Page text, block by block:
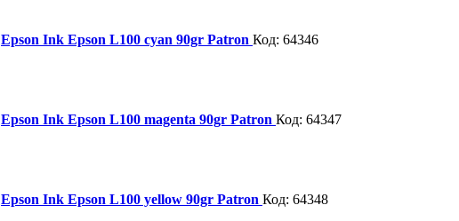
Epson Ink Epson L100 cyan 90gr Patron Код: 64346
Epson Ink Epson L100 magenta 90gr Patron Код: 64347
Epson Ink Epson L100 yellow 90gr Patron Код: 64348